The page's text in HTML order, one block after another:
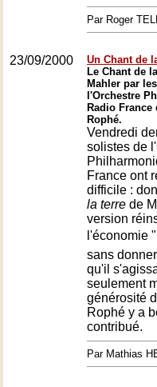
Par Roger
23/09/2000
Un Chant de
Le Chant de
Mahler par
l'Orchestre
Radio
Rophé.
Vendredi
solistes de
France ont
difficile :
la terre de
version
l'économie
sans
qu'il
seulement
générosité
Rophé y a
contribué.
Par Mathias